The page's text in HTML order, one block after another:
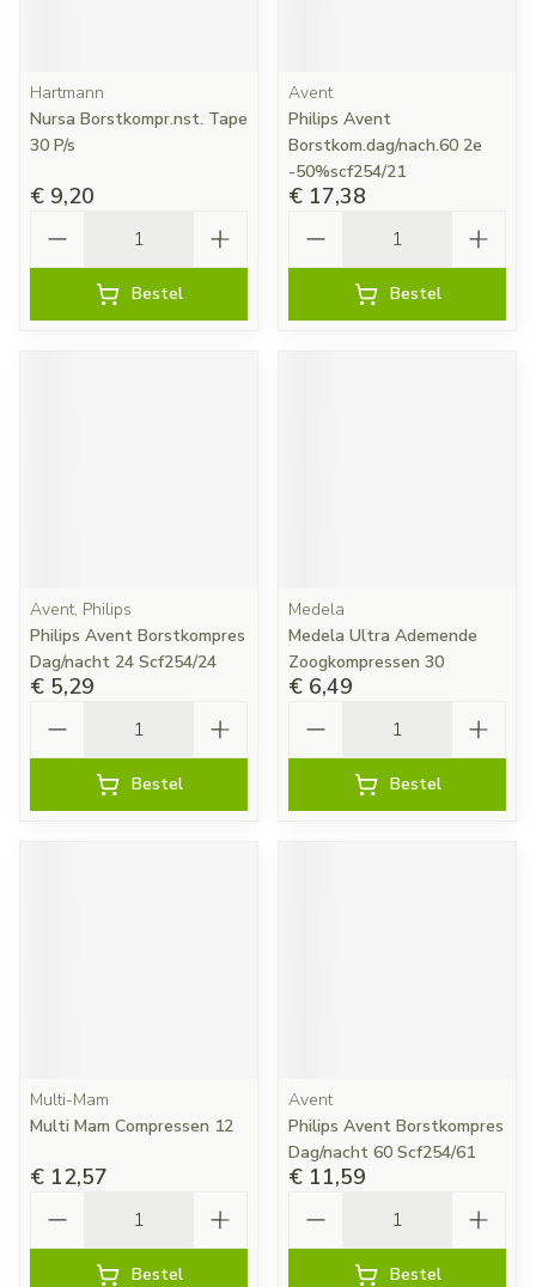
Hartmann
Nursa Borstkompr.nst. Tape
30 P/s
€ 9,20
Bestel
Avent
Philips Avent
Borstkom.dag/nach.60 2e
-50%scf254/21
€ 17,38
Bestel
Avent, Philips
Philips Avent Borstkompres
Dag/nacht 24 Scf254/24
€ 5,29
Bestel
Medela
Medela Ultra Ademende
Zoogkompressen 30
€ 6,49
Bestel
Multi-Mam
Multi Mam Compressen 12
€ 12,57
Bestel
Avent
Philips Avent Borstkompres
Dag/nacht 60 Scf254/61
€ 11,59
Bestel